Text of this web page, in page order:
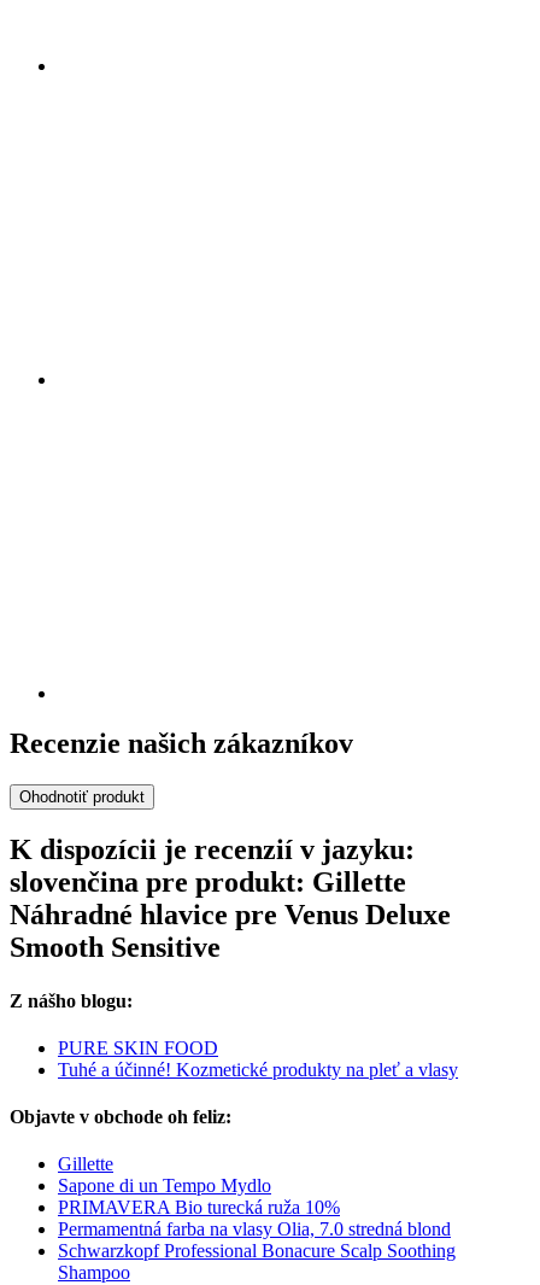
Recenzie našich zákazníkov
Ohodnotiť produkt
K dispozícii je recenzií v jazyku:
slovenčina pre produkt: Gillette
Náhradné hlavice pre Venus Deluxe
Smooth Sensitive
Z nášho blogu:
PURE SKIN FOOD
Tuhé a účinné! Kozmetické produkty na pleť a vlasy
Objavte v obchode oh feliz:
Gillette
Sapone di un Tempo Mydlo
PRIMAVERA Bio turecká ruža 10%
Permamentná farba na vlasy Olia, 7.0 stredná blond
Schwarzkopf Professional Bonacure Scalp Soothing
Shampoo